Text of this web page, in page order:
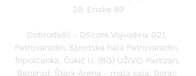
29, Enake 89
Dobrodošli - DScore Vojvodina 021,
Petrovaradin, Sportska hala Petrovaradin.
Topolčanka. Čukić U. (BG) UŽIVO. Partizan,
Beograd, Štark Arena - mala sala. Borac